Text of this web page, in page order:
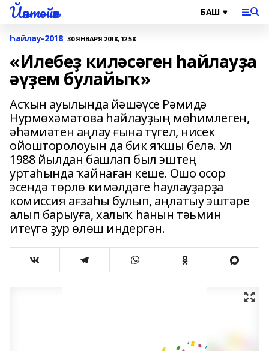
Йәнтөйәк
Һайлау-2018 30 ЯНВАРЯ 2018, 12:58
«Илебеҙ киләсәген һайлауҙа
әүҙем булайыҡ»
Асҡын ауылында йәшәүсе Рәмидә
Нурмөхәмәтова һайлауҙың мөһимлеген,
әһәмиәтен аңлау ғына түгел, нисек
ойошторолоуын да бик яҡшы белә. Ул
1988 йылдан башлап был эштең
уртаһында ҡайнаған кеше. Ошо осор
эсендә төрлө кимәлдәге һаулауҙарҙа
комиссия ағзаһы булып, аңлатыу эштәре
алып барыуға, халыҡ һанын тәьмин
итеүгә ҙур өлөш индергән.